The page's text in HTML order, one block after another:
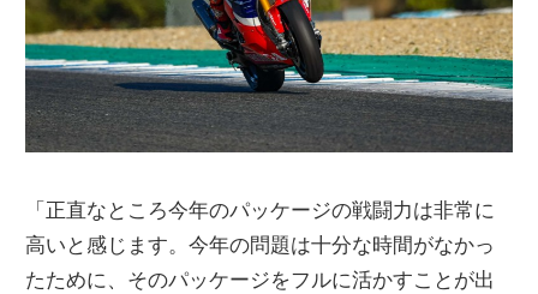
「正直なところ今年のパッケージの戦闘力は非常に
高いと感じます。今年の問題は十分な時間がなかっ
たために、そのパッケージをフルに活かすことが出